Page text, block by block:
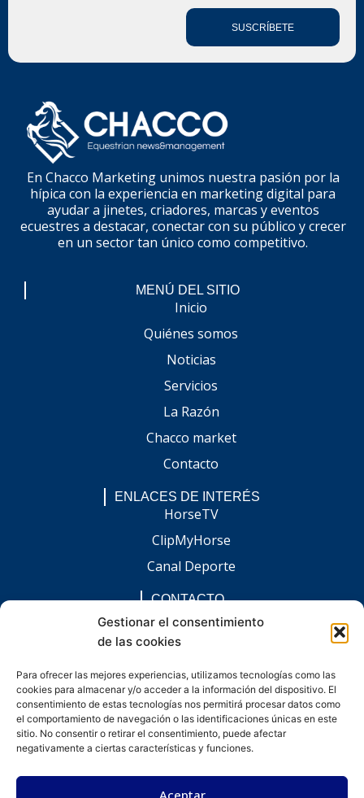
Gestionar el consentimiento
de las cookies
Para ofrecer las mejores experiencias, utilizamos tecnologías como las
cookies para almacenar y/o acceder a la información del dispositivo. El
consentimiento de estas tecnologías nos permitirá procesar datos como
el comportamiento de navegación o las identificaciones únicas en este
sitio. No consentir o retirar el consentimiento, puede afectar
negativamente a ciertas características y funciones.
Aceptar
SUSCRÍBETE
En Chacco Marketing unimos nuestra pasión por la
hípica con la experiencia en marketing digital para
ayudar a jinetes, criadores, marcas y eventos
ecuestres a destacar, conectar con su público y crecer
en un sector tan único como competitivo.
MENÚ DEL SITIO
Inicio
Quiénes somos
Noticias
Servicios
La Razón
Chacco market
Contacto
ENLACES DE INTERÉS
HorseTV
ClipMyHorse
Canal Deporte
CONTACTO
comunicacion@chaccoinfo.com
Presentes en todo el ámbito nacional
F
a
c
e
b
o
I
n
s
t
a
g
L
i
n
k
e
d
E
n
v
e
l
o
W
h
a
t
s